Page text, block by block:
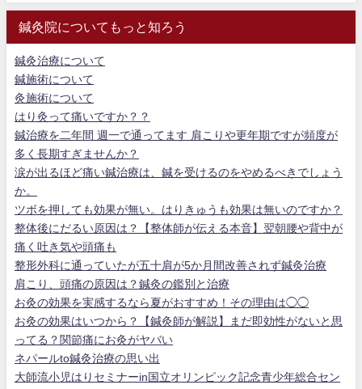
鍼灸院についてもっと知ろう
鍼灸治療について
鍼施術について
灸施術について
はり灸って痛いですか？？
鍼治療を二年間 週一で通ってます 肩こりや更年期ですが頻度が
多く長期すぎませんか？
涙が出るほど痛い鍼治療は、鍼を受けるのをやめるべきでしょう
か。
ツボを押しても効果が無い。はりきゅうも効果は無いのですか？
整体後にだるい原因は？【整体師が伝える本音】翌朝腰や背中が
痛く吐き気や頭痛も
整形外科に通っていたが五十肩が5か月間改善されず鍼灸治療
肩こり、頭痛の原因は？鍼灸の鑑別と治療
お灸の効果を実感するなら夏がおすすめ！その理由は◯◯
お灸の効果はいつから？【鍼灸師が解説】まだ即効性がないと思
ってる？関節痛にお灸がヤバい
ネパールto鍼灸治療の思い出
大師流小児はりセミナーin国立オリンピック記念青少年総合セン